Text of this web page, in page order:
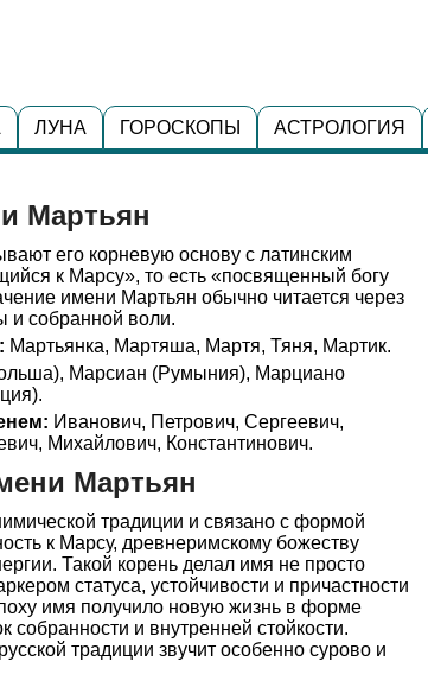
ЛУНА ГОРОСКОПЫ АСТРОЛОГИЯ
Мартьян
его корневую основу с латинским
к Марсу», то есть «посвященный богу
имени Мартьян обычно читается через
и собранной воли.
Мартьянка, Мартяша, Мартя, Тяня, Мартик.
Марсиан (Румыния), Марциано
Иванович, Петрович, Сергеевич,
Михайлович, Константинович.
Мартьян
традиции и связано с формой
к Марсу, древнеримскому божеству
Такой корень делал имя не просто
статуса, устойчивости и причастности
имя получило новую жизнь в форме
собранности и внутренней стойкости.
традиции звучит особенно сурово и